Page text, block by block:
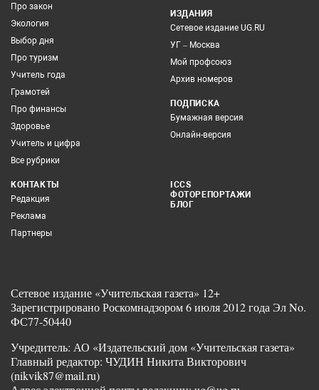
Про закон
Экология
Выбор дня
Про туризм
Учитель года
Грамотей
Про финансы
Здоровье
Учитель и цифра
Все рубрики
ИЗДАНИЯ
Сетевое издание UG.RU
УГ – Москва
Мой профсоюз
Архив номеров
ПОДПИСКА
Бумажная версия
Онлайн-версия
КОНТАКТЫ
Редакция
Реклама
Партнеры
ICCS
ФОТОРЕПОРТАЖИ
БЛОГ
Сетевое издание «Учительская газета» 12+
Зарегистрировано Роскомнадзором 6 июля 2012 года Эл No.
ФС77-50440
Учредитель: АО «Издательский дом «Учительская газета»
Главный редактор: ЧУДИН Никита Викторович
(nikvik87@mail.ru)